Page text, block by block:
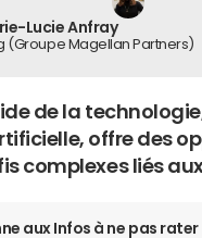
Lucie Anfray
(Groupe Magellan Partners)
de la
offre des
complexes liés
aux Infos à ne pas rater